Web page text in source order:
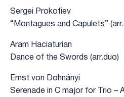
Sergei Prokofiev
“Montagues and Capulets”
Aram Haciaturian
Dance of the Swords (arr.duo)
Ernst von Dohnányi
Serenade in C major for Trio –